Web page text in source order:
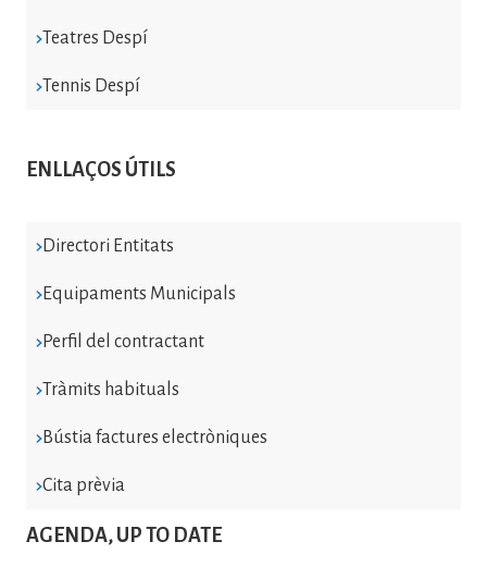
Teatres Despí
Tennis Despí
ENLLAÇOS ÚTILS
Directori Entitats
Equipaments Municipals
Perfil del contractant
Tràmits habituals
Bústia factures electròniques
Cita prèvia
AGENDA, UP TO DATE